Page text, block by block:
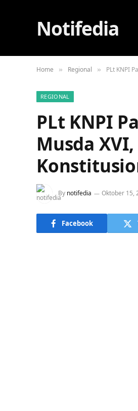
Notifedia
Home » Regional » PLt KNPI
REGIONAL
PLt KNPI
Musda
By notifedia Oktober 15,
Facebook